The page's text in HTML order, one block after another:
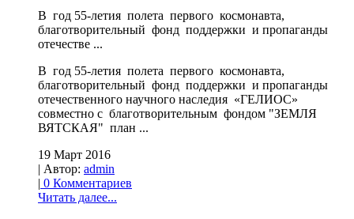
В год 55-летия полета первого космонавта,
благотворительный фонд поддержки и пропаганды
отечестве ...
В год 55-летия полета первого космонавта,
благотворительный фонд поддержки и пропаганды
отечественного научного наследия «ГЕЛИОС»
совместно с благотворительным фондом "ЗЕМЛЯ
ВЯТСКАЯ" план ...
19 Март 2016
| Автор: admin
| 0 Комментариев
Читать далее...